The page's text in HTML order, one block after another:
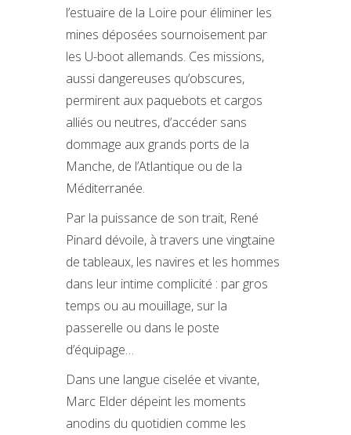
l’estuaire de la Loire pour éliminer les
mines déposées sournoisement par
les U-boot allemands. Ces missions,
aussi dangereuses qu’obscures,
permirent aux paquebots et cargos
alliés ou neutres, d’accéder sans
dommage aux grands ports de la
Manche, de l’Atlantique ou de la
Méditerranée.
Par la puissance de son trait, René
Pinard dévoile, à travers une vingtaine
de tableaux, les navires et les hommes
dans leur intime complicité : par gros
temps ou au mouillage, sur la
passerelle ou dans le poste
d’équipage…
Dans une langue ciselée et vivante,
Marc Elder dépeint les moments
anodins du quotidien comme les